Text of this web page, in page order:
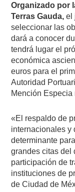
Organizado por
Terras Gauda, el
seleccionar las
dará a conocer
tendrá lugar el
económica
euros para el
Autoridad
Mención
«El respaldo de
internacionales y
determinante
grandes citas del
participación de
instituciones de
de Ciudad de